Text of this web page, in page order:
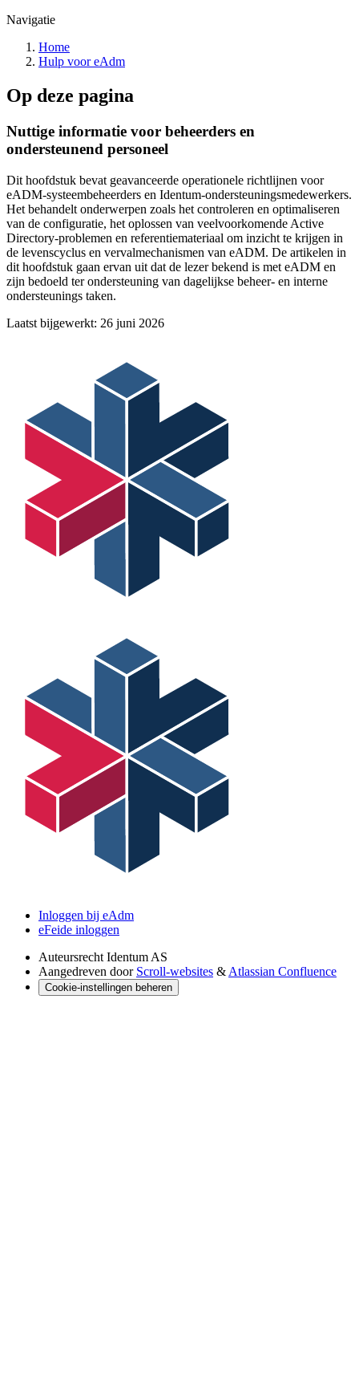
Navigatie
Home
Hulp voor eAdm
Op deze pagina
Nuttige informatie voor beheerders en
ondersteunend personeel
Dit hoofdstuk bevat geavanceerde operationele richtlijnen voor
eADM-systeembeheerders en Identum-ondersteuningsmedewerkers.
Het behandelt onderwerpen zoals het controleren en optimaliseren
van de configuratie, het oplossen van veelvoorkomende Active
Directory-problemen en referentiemateriaal om inzicht te krijgen in
de levenscyclus en vervalmechanismen van eADM. De artikelen in
dit hoofdstuk gaan ervan uit dat de lezer bekend is met eADM en
zijn bedoeld ter ondersteuning van dagelijkse beheer- en interne
ondersteunings taken.
Laatst bijgewerkt: 26 juni 2026
Inloggen bij eAdm
eFeide inloggen
Auteursrecht Identum AS
Aangedreven door Scroll-websites & Atlassian Confluence
Cookie-instellingen beheren